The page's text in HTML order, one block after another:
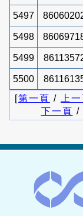
5497
5498
5499
5500
[第一頁 / 上
下一頁 /